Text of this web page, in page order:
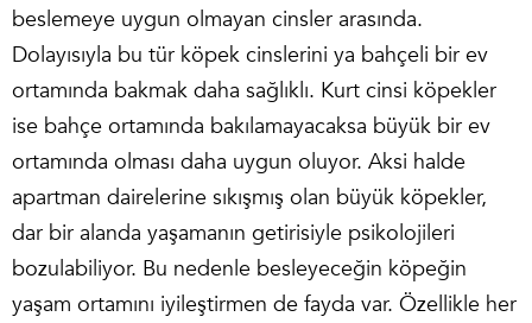
beslemeye uygun olmayan cinsler arasında.
Dolayısıyla bu tür köpek cinslerini ya bahçeli bir ev
ortamında bakmak daha sağlıklı. Kurt cinsi köpekler
ise bahçe ortamında bakılamayacaksa büyük bir ev
ortamında olması daha uygun oluyor. Aksi halde
apartman dairelerine sıkışmış olan büyük köpekler,
dar bir alanda yaşamanın getirisiyle psikolojileri
bozulabiliyor. Bu nedenle besleyeceğin köpeğin
yaşam ortamını iyileştirmen de fayda var. Özellikle her